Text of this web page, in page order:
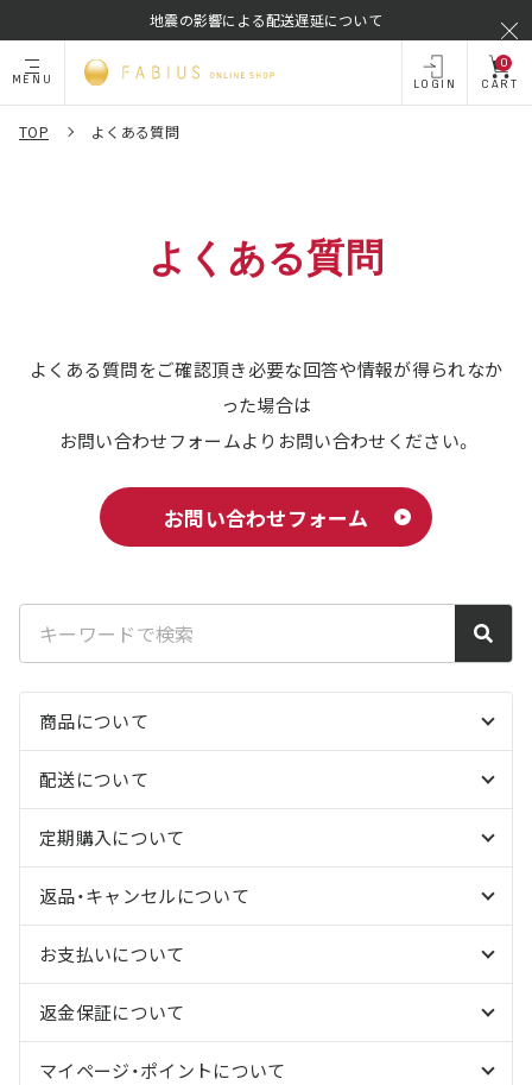
地震の影響による配送遅延について
MENU LOGIN
0
CART
TOP よくある質問
よくある質問
よくある質問をご確認頂き必要な回答や情報が得られなか
った場合は
お問い合わせフォームよりお問い合わせください。
お問い合わせフォーム
商品について
配送について
定期購入について
返品・キャンセルについて
お支払いについて
返金保証について
マイページ・ポイントについて